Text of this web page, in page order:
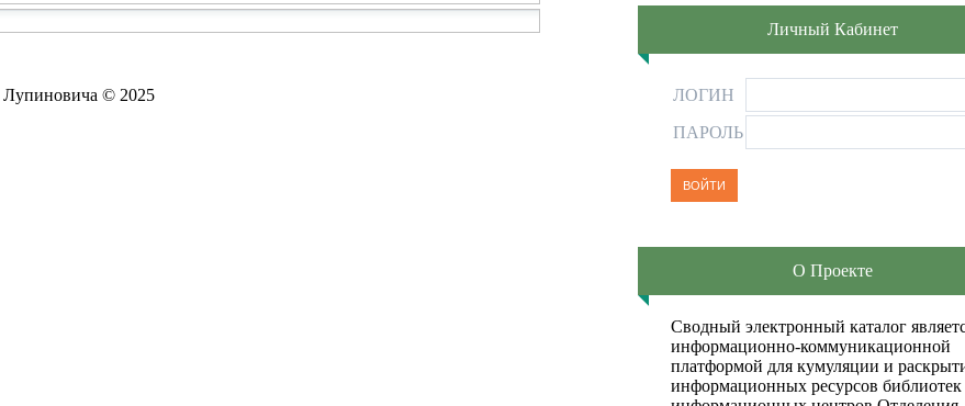
Личный Кабинет
ЛОГИН
ПАРОЛЬ
О Проекте
Сводный электронный каталог
информационно-коммуникационной
платформой для кумуляции и
информационных ресурсов
Лупиновича © 2025